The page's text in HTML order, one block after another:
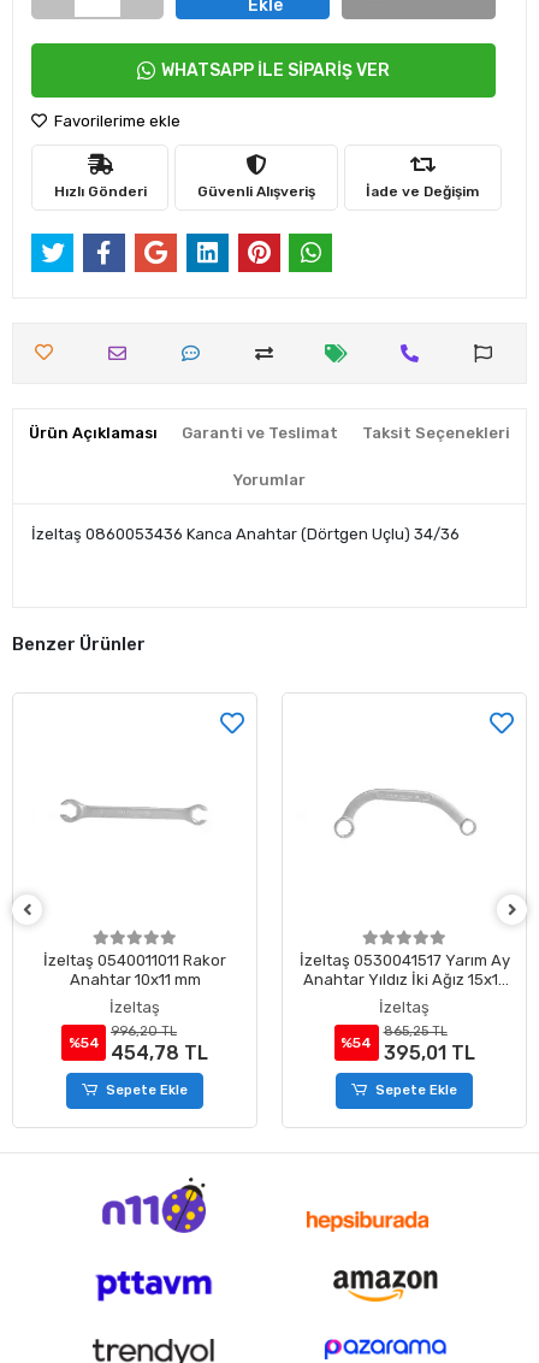
Ekle
WHATSAPP İLE SİPARİŞ VER
Favorilerime ekle
Hızlı Gönderi Güvenli Alışveriş İade ve Değişim
Ürün Açıklaması Garanti ve Teslimat Taksit Seçenekleri
Yorumlar
İzeltaş 0860053436 Kanca Anahtar (Dörtgen Uçlu) 34/36
Benzer Ürünler
İzeltaş 0540011011 Rakor
Anahtar 10x11 mm
İzeltaş
%54
996,20 TL
454,78 TL
Sepete Ekle
İzeltaş 0530041517 Yarım Ay
Anahtar Yıldız İki Ağız 15x17
mm
İzeltaş
%54
865,25 TL
395,01 TL
Sepete Ekle